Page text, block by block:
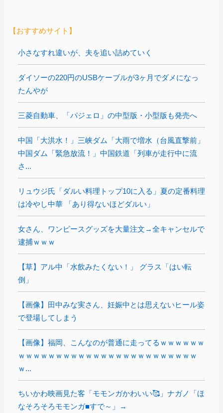
【おすすめサイト】
小さなすれ違いが、夫を追い詰めていく
ダイソーの220円のUSBケーブルが3ヶ月でダメになっ
たんやが
三菱自動車、「パジェロ」の中型版・小型版も発売へ
中国「大洪水！」三峡ダム「大雨で増水（台風直撃前」
中国ダム「緊急放流！」中国鉄道「列車が走行中に流
さ...
リュウジ氏「ダルい料理トップ10に入る」夏の定番料理
は冷やし中華 「あり得ないほどダルい」
女さん、ワンピースグッズを大量注文→全キャンセルで
逮捕ｗｗｗ
【草】アル中「水飲みたくない！」 グラス「はい転
倒」
【画像】田中みな実さん、妊娠中とは思えないヒール姿
で登場してしまう
【画像】福岡、こんなのが普通に走ってるｗｗｗｗｗｗ
ｗｗｗｗｗｗｗｗｗｗｗｗｗｗｗｗｗｗｗｗｗｗｗｗ
ｗ...
ちいかわ映画見た客「モモンガかわいい🥰」ナガノ「ほ
なそろそろモモンガ■すで～」→